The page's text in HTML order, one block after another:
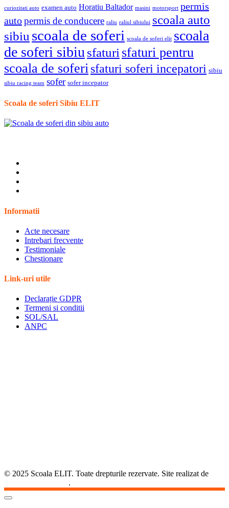
curiozitati auto examen auto Horatiu Baltador masini motorsport permis
autopermis de conducere raliu raliul sibiului scoala auto
sibiu scoala de soferi scoala de soferi elit scoala
de soferi sibiusfaturi sfaturi pentru
scoala de soferisfaturi soferi incepatori sibiu
sibiu racing team sofer sofer incepator
Scoala de soferi Sibiu ELIT
Informatii
Acte necesare
Intrebari frecvente
Testimoniale
Chestionare
Link-uri utile
Declarație GDPR
Termeni si conditii
SOL/SAL
ANPC
© 2025 Scoala ELIT. Toate drepturile rezervate. Site realizat de
.